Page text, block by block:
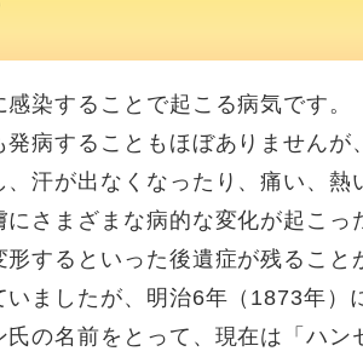
染することで起こる病気です。
病することもほぼありませんが
汗が出なくなったり、痛い、熱
さまざまな病的な変化が起こっ
するといった後遺症が残ること
ましたが、明治6年（1873年）
の名前をとって、現在は「ハン